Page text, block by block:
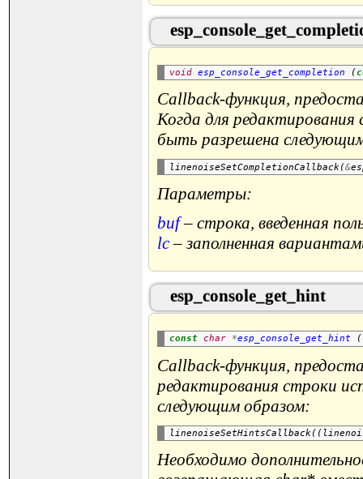
void esp_console_get_completion (
Callback-функция,
Когда для
быть разрешена
linenoiseSetCompletionCallback(&
Параметры:
buf– строка, введенная
lc– заполненная
esp_console_get_hint
const char *esp_console_get_hint (
Callback-функция,
редактирования строки
следующим образом:
Необходимо